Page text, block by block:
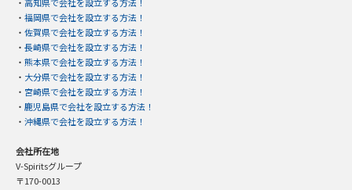
・ 高知県で会社を設立する方法！
・ 福岡県で会社を設立する方法！
・ 佐賀県で会社を設立する方法！
・ 長崎県で会社を設立する方法！
・ 熊本県で会社を設立する方法！
・ 大分県で会社を設立する方法！
・ 宮崎県で会社を設立する方法！
・ 鹿児島県で会社を設立する方法！
・ 沖縄県で会社を設立する方法！
会社所在地
V-Spiritsグループ
〒170-0013